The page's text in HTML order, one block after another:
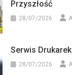
Przyszłość
28/07/2026
Serwis
28/07/2026